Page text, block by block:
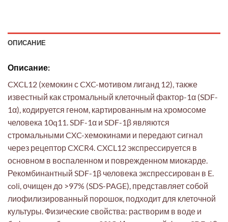
ОПИСАНИЕ
Описание:
CXCL12 (хемокин с CXC-мотивом лиганд 12), также
известный как стромальный клеточный фактор-1α (SDF-
1α), кодируется геном, картированным на хромосоме
человека 10q11. SDF-1α и SDF-1β являются
стромальными CXC-хемокинами и передают сигнал
через рецептор CXCR4. CXCL12 экспрессируется в
основном в воспаленном и поврежденном миокарде.
Рекомбинантный SDF-1β человека экспрессирован в E.
coli, очищен до >97% (SDS-PAGE), представляет собой
лиофилизированный порошок, подходит для клеточной
культуры. Физические свойства: растворим в воде и